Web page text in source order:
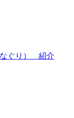
なぐり） 紹介